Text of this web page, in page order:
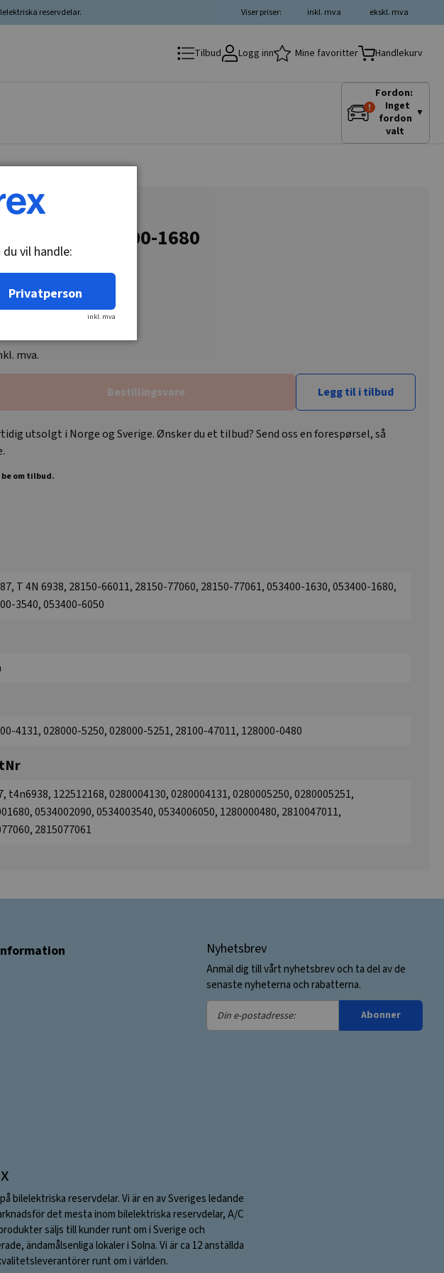
reservdelar. ekskl. mva
inkl. mva
Viser priser:
Tilbud Logg inn Mine favoritter Handlekurv
Fordon:
Inget
fordon
valt
▼
24V, ND 053400-1680
mva.
Bestillingsvare Legg til i tilbud
utsolgt i Norge og Sverige. Ønsker du et tilbud? Send oss en forespørsel, så
be om tilbud.
T 4N 6938, 28150-66011, 28150-77060, 28150-77061, 053400-1630, 053400-1680,
3540, 053400-6050
4131, 028000-5250, 028000-5251, 28100-47011, 128000-0480
t4n6938, 122512168, 0280004130, 0280004131, 0280005250, 0280005251,
0534002090, 0534003540, 0534006050, 1280000480, 2810047011,
2815077061
Nyhetsbrev
Anmäl dig till vårt nyhetsbrev och ta del av de
senaste nyheterna och rabatterna.
Din
e-
Abonner
bilelektriska reservdelar. Vi är en av Sveriges ledande
det mesta inom bilelektriska reservdelar, A/C
säljs till kunder runt om i Sverige och
ändamålsenliga lokaler i Solna. Vi är ca 12 anställda
runt om i världen.
vil handle:
Privatperson
inkl. mva